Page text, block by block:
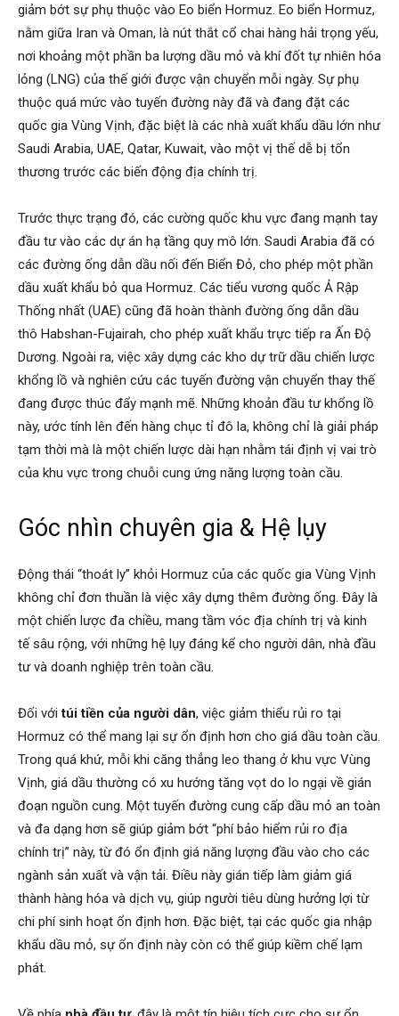
giảm bớt sự phụ thuộc vào Eo biển Hormuz. Eo biển Hormuz,
nằm giữa Iran và Oman, là nút thắt cổ chai hàng hải trọng yếu,
nơi khoảng một phần ba lượng dầu mỏ và khí đốt tự nhiên hóa
lỏng (LNG) của thế giới được vận chuyển mỗi ngày. Sự phụ
thuộc quá mức vào tuyến đường này đã và đang đặt các
quốc gia Vùng Vịnh, đặc biệt là các nhà xuất khẩu dầu lớn như
Saudi Arabia, UAE, Qatar, Kuwait, vào một vị thế dễ bị tổn
thương trước các biến động địa chính trị.
Trước thực trạng đó, các cường quốc khu vực đang mạnh tay
đầu tư vào các dự án hạ tầng quy mô lớn. Saudi Arabia đã có
các đường ống dẫn dầu nối đến Biển Đỏ, cho phép một phần
dầu xuất khẩu bỏ qua Hormuz. Các tiểu vương quốc Ả Rập
Thống nhất (UAE) cũng đã hoàn thành đường ống dẫn dầu
thô Habshan-Fujairah, cho phép xuất khẩu trực tiếp ra Ấn Độ
Dương. Ngoài ra, việc xây dựng các kho dự trữ dầu chiến lược
khổng lồ và nghiên cứu các tuyến đường vận chuyển thay thế
đang được thúc đẩy mạnh mẽ. Những khoản đầu tư khổng lồ
này, ước tính lên đến hàng chục tỉ đô la, không chỉ là giải pháp
tạm thời mà là một chiến lược dài hạn nhằm tái định vị vai trò
của khu vực trong chuỗi cung ứng năng lượng toàn cầu.
Góc nhìn chuyên gia & Hệ lụy
Động thái “thoát ly” khỏi Hormuz của các quốc gia Vùng Vịnh
không chỉ đơn thuần là việc xây dựng thêm đường ống. Đây là
một chiến lược đa chiều, mang tầm vóc địa chính trị và kinh
tế sâu rộng, với những hệ lụy đáng kể cho người dân, nhà đầu
tư và doanh nghiệp trên toàn cầu.
Đối vớitúi tiền của người dân, việc giảm thiểu rủi ro tại
Hormuz có thể mang lại sự ổn định hơn cho giá dầu toàn cầu.
Trong quá khứ, mỗi khi căng thẳng leo thang ở khu vực Vùng
Vịnh, giá dầu thường có xu hướng tăng vọt do lo ngại về gián
đoạn nguồn cung. Một tuyến đường cung cấp dầu mỏ an toàn
và đa dạng hơn sẽ giúp giảm bớt “phí bảo hiểm rủi ro địa
chính trị” này, từ đó ổn định giá năng lượng đầu vào cho các
ngành sản xuất và vận tải. Điều này gián tiếp làm giảm giá
thành hàng hóa và dịch vụ, giúp người tiêu dùng hưởng lợi từ
chi phí sinh hoạt ổn định hơn. Đặc biệt, tại các quốc gia nhập
khẩu dầu mỏ, sự ổn định này còn có thể giúp kiềm chế lạm
phát.